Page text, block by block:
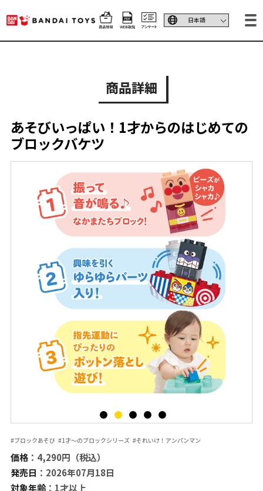
商品詳細
あそびいっぱい！1才からのはじめての
ブロックバケツ
#ブロックあそび #1才～のブロックシリーズ #それいけ！アンパンマン
価格：4,290円（税込）
発売日 ：2026年07月18日
対象年齢：1才以上